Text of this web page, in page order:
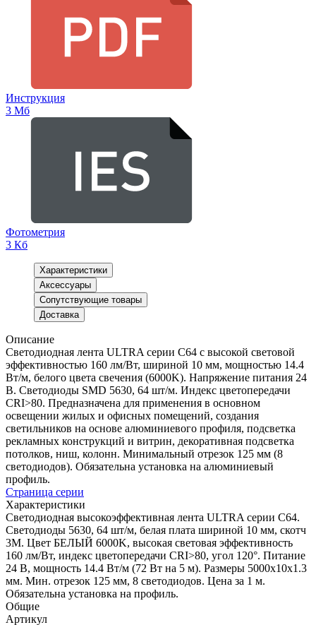
Инструкция
3 Мб
Фотометрия
3 Кб
Характеристики
Аксессуары
Сопутствующие товары
Доставка
Описание
Светодиодная лента ULTRA серии C64 с высокой световой
эффективностью 160 лм/Вт, шириной 10 мм, мощностью 14.4
Вт/м, белого цвета свечения (6000K). Напряжение питания 24
В. Светодиоды SMD 5630, 64 шт/м. Индекс цветопередачи
CRI>80. Предназначена для применения в основном
освещении жилых и офисных помещений, создания
светильников на основе алюминиевого профиля, подсветка
рекламных конструкций и витрин, декоративная подсветка
потолков, ниш, колонн. Минимальный отрезок 125 мм (8
светодиодов). Обязательна установка на алюминиевый
профиль.
Страница серии
Характеристики
Светодиодная высокоэффективная лента ULTRA серии C64.
Светодиоды 5630, 64 шт/м, белая плата шириной 10 мм, скотч
3M. Цвет БЕЛЫЙ 6000K, высокая световая эффективность
160 лм/Вт, индекс цветопередачи CRI>80, угол 120°. Питание
24 В, мощность 14.4 Вт/м (72 Вт на 5 м). Размеры 5000x10x1.3
мм. Мин. отрезок 125 мм, 8 светодиодов. Цена за 1 м.
Обязательна установка на профиль.
Общие
Артикул